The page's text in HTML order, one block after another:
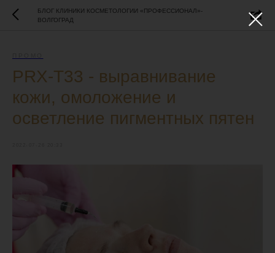
БЛОГ КЛИНИКИ КОСМЕТОЛОГИИ «ПРОФЕССИОНАЛ»-
ВОЛГОГРАД
PRX-T33 - выравнивание
кожи, омоложение и
осветление пигментных пятен